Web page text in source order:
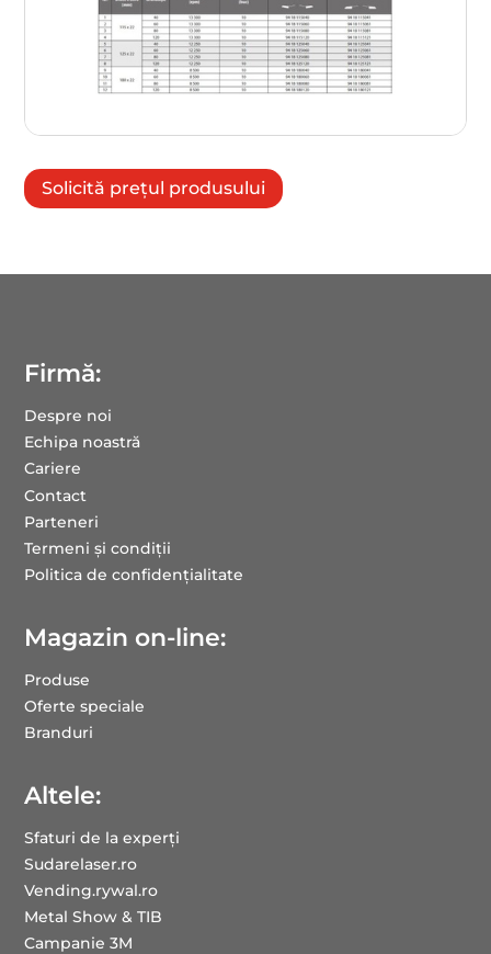
Solicită prețul produsului
Firmă:
Despre noi
Echipa noastră
Cariere
Contact
Parteneri
Termeni și condiții
Politica de confidențialitate
Magazin on-line:
Produse
Oferte speciale
Branduri
Altele:
Sfaturi de la experți
Sudarelaser.ro
Vending.rywal.ro
Metal Show & TIB
Campanie 3M